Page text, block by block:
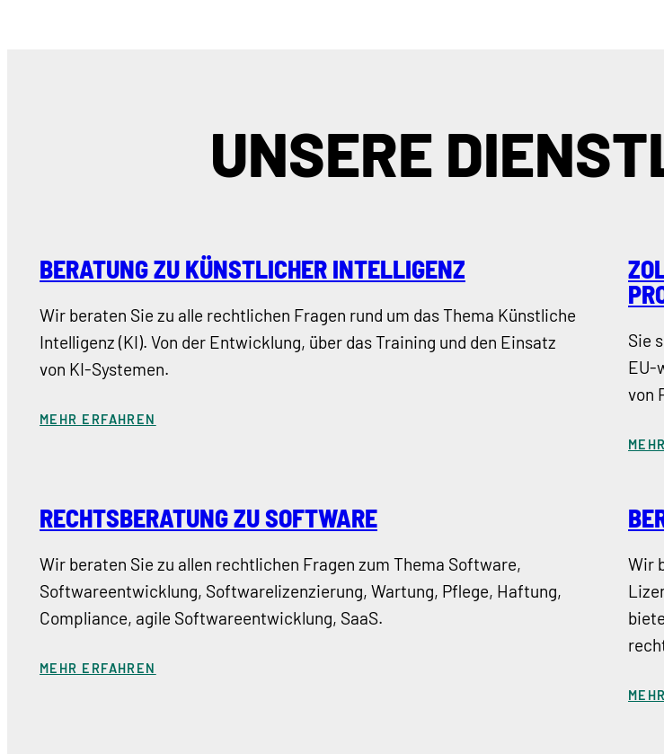
UNSERE
BERATUNG ZU KÜNSTLICHER INTELLIGENZ
Wir beraten Sie zu alle rechtlichen Fragen rund um das Thema Künstliche
Intelligenz (KI). Von der Entwicklung, über das Training und den Einsatz
von KI-Systemen.
MEHR ERFAHREN
Sie
EU-
von
RECHTSBERATUNG ZU SOFTWARE
Wir beraten Sie zu allen rechtlichen Fragen zum Thema Software,
Softwareentwicklung, Softwarelizenzierung, Wartung, Pflege, Haftung,
Compliance, agile Softwareentwicklung, SaaS.
MEHR ERFAHREN
Wir